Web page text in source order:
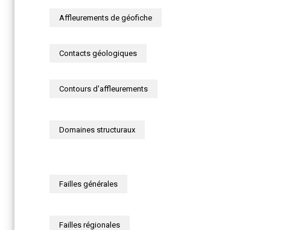
Affleurements de géofiche
Contacts géologiques
Contours d'affleurements
Domaines structuraux
Failles générales
Failles régionales